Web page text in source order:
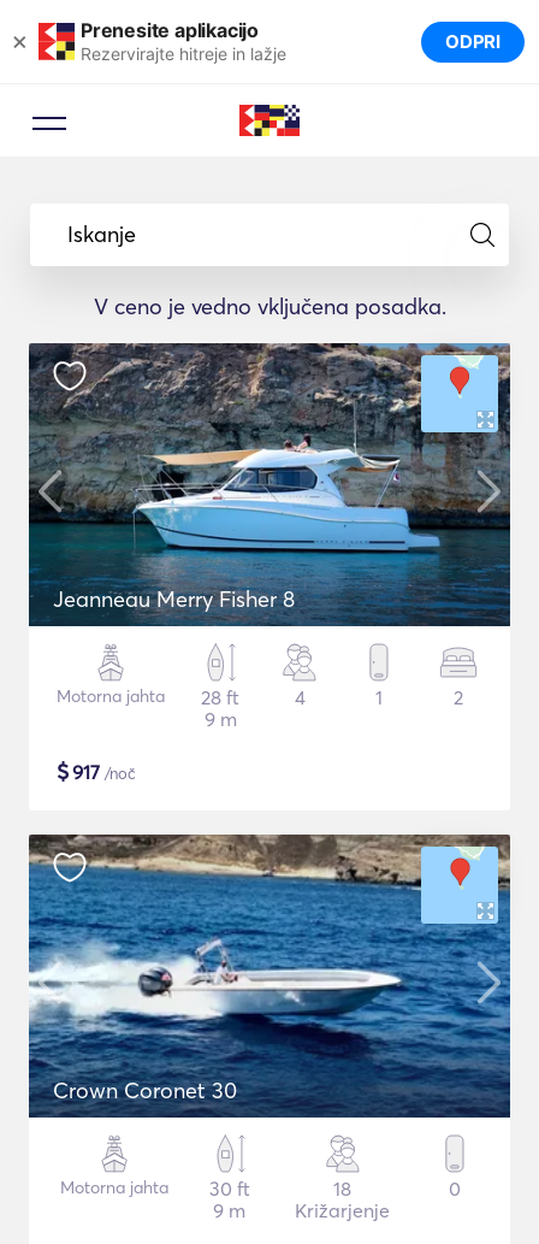
× Prenesite aplikacijo
Rezervirajte hitreje in lažje ODPRI
Iskanje
V ceno je vedno vključena posadka.
Jeanneau Merry Fisher 8
Motorna jahta
28 ft
9 m
4 1 2
$917 /noč
Crown Coronet 30
Motorna jahta
30 ft
9 m
18
Križarjenje
0